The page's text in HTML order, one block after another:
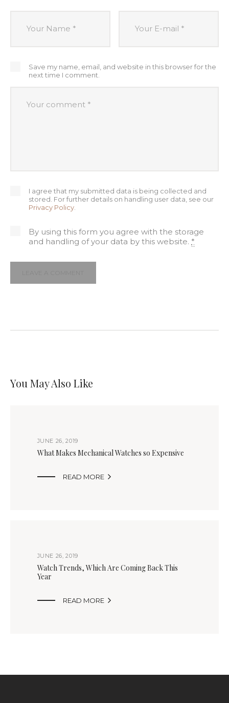
Save my name, email, and website in this browser for the
next time I comment.
I agree that my submitted data is being collected and
stored. For further details on handling user data, see our
Privacy Policy
By using this form you agree with the storage
and handling of your data by this website. *
You May Also Like
JUNE 26, 2019
What Makes Mechanical Watches so Expensive
READ MORE 
JUNE 26, 2019
Watch Trends, Which Are Coming Back This
Year
READ MORE 